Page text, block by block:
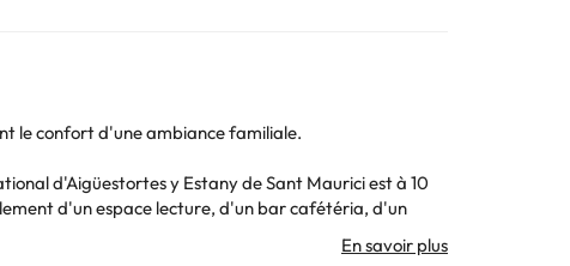
le confort d'une ambiance familiale.
d'Aigüestortes y Estany de Sant Maurici est à 10
d'un espace lecture, d'un bar cafétéria, d'un